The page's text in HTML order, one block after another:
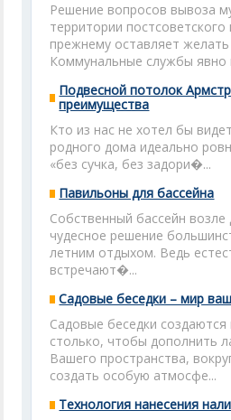
Решение вопросов вывоза
территории
прежнему оставляет
Коммунальные службы явно
Подвесной потолок
преимущества
Кто из нас не хотел бы
родного дома идеально
«без сучка, без задори�...
Павильоны для бассейна
Собственный бассейн возле
чудесное решение
летним отдыхом. Ведь
встречают�...
Садовые беседки – мир
Садовые беседки создаются
столько, чтобы дополнить
Вашего пространства,
создать особую атмосфе...
Технология нанесения